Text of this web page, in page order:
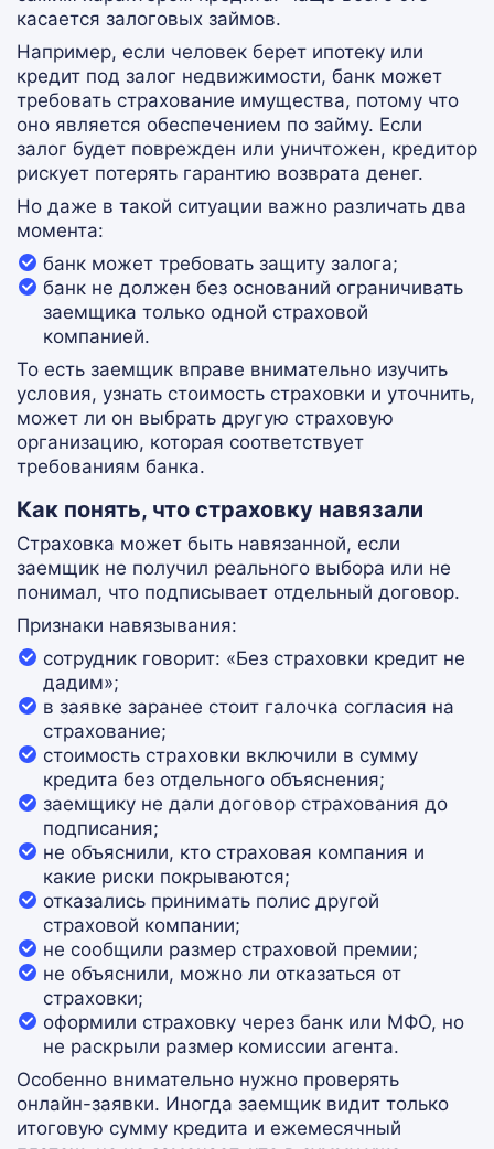
касается залоговых займов.
Например, если человек берет ипотеку или
кредит под залог недвижимости, банк может
требовать страхование имущества, потому что
оно является обеспечением по займу. Если
залог будет поврежден или уничтожен, кредитор
рискует потерять гарантию возврата денег.
Но даже в такой ситуации важно различать два
момента:
банк может требовать защиту залога;
банк не должен без оснований ограничивать
заемщика только одной страховой
компанией.
То есть заемщик вправе внимательно изучить
условия, узнать стоимость страховки и уточнить,
может ли он выбрать другую страховую
организацию, которая соответствует
требованиям банка.
Как понять, что страховку навязали
Страховка может быть навязанной, если
заемщик не получил реального выбора или не
понимал, что подписывает отдельный договор.
Признаки навязывания:
сотрудник говорит: «Без страховки кредит не
дадим»;
в заявке заранее стоит галочка согласия на
страхование;
стоимость страховки включили в сумму
кредита без отдельного объяснения;
заемщику не дали договор страхования до
подписания;
не объяснили, кто страховая компания и
какие риски покрываются;
отказались принимать полис другой
страховой компании;
не сообщили размер страховой премии;
не объяснили, можно ли отказаться от
страховки;
оформили страховку через банк или МФО, но
не раскрыли размер комиссии агента.
Особенно внимательно нужно проверять
онлайн-заявки. Иногда заемщик видит только
итоговую сумму кредита и ежемесячный